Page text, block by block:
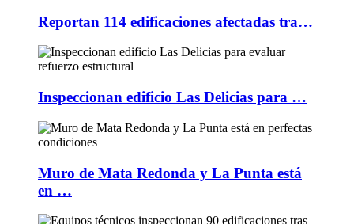
Reportan 114 edificaciones afectadas tra…
Inspeccionan edificio Las Delicias para …
Muro de Mata Redonda y La Punta está
en …